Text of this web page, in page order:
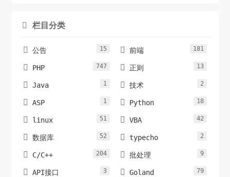
 栏目分类
 公告 15  前端 181
 PHP 747  正则 13
 Java 1  技术 2
 ASP 1  Python 18
 linux 51  VBA 42
 数据库 52  typecho 2
 C/C++ 204  批处理 9
 API接口 3  Goland 79